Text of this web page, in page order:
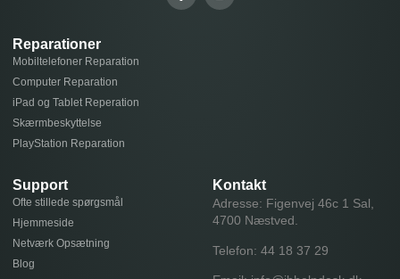
Reparationer
Mobiltelefoner Reparation
Computer Reparation
iPad og Tablet Reperation
Skærmbeskyttelse
PlayStation Reparation
Support
Ofte stillede spørgsmål
Hjemmeside
Netværk Opsætning
Blog
Kontakt
Adresse: Figenvej 46c 1 Sal,
4700 Næstved.
Telefon: 44 18 37 29